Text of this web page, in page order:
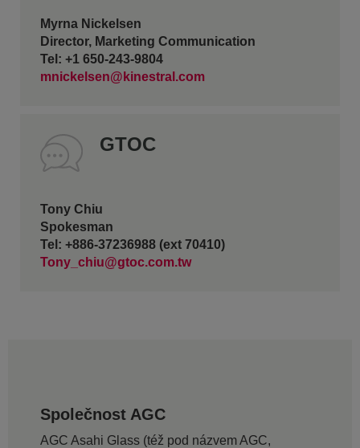
Myrna Nickelsen
Director, Marketing Communication
Tel: +1 650-243-9804
mnickelsen@kinestral.com
GTOC
Tony Chiu
Spokesman
Tel: +886-37236988 (ext 70410)
Tony_chiu@gtoc.com.tw
Společnost AGC
AGC Asahi Glass (též pod názvem AGC,